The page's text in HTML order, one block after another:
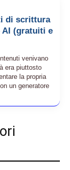
di scrittura
AI (gratuiti e
venivano
era piuttosto
la propria
un generatore